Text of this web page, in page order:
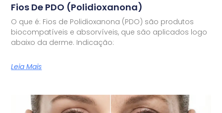
Fios De PDO (Polidioxanona)
O que é: Fios de Polidioxanona (PDO) são produtos
biocompatíveis e absorvíveis, que são aplicados logo
abaixo da derme. Indicação:
Leia Mais